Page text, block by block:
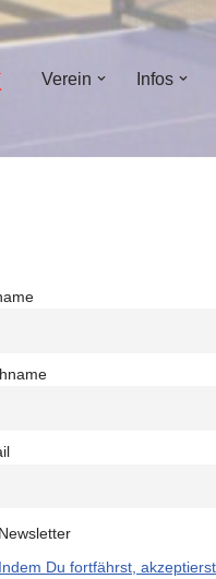
Verein Infos
Newsletter
Indem Du fortfährst,